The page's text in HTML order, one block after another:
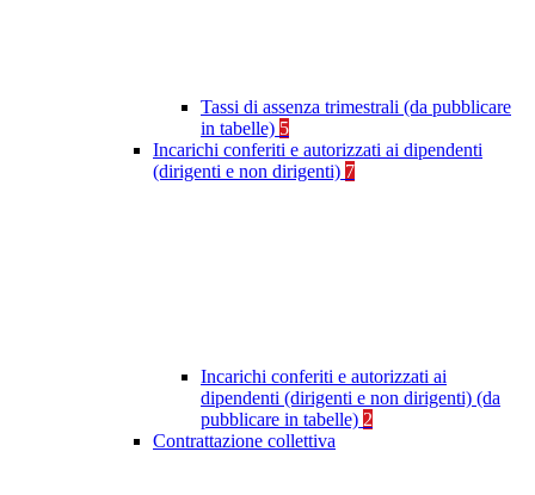
Tassi di assenza trimestrali (da pubblicare
in tabelle) 5
Incarichi conferiti e autorizzati ai dipendenti
(dirigenti e non dirigenti) 7
Incarichi conferiti e autorizzati ai
dipendenti (dirigenti e non dirigenti) (da
pubblicare in tabelle) 2
Contrattazione collettiva